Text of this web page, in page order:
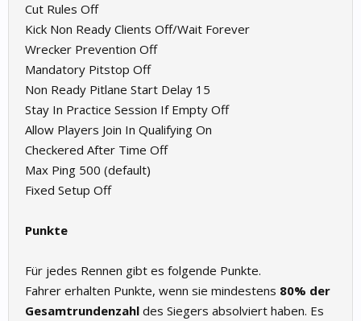
Cut Rules Off
Kick Non Ready Clients Off/Wait Forever
Wrecker Prevention Off
Mandatory Pitstop Off
Non Ready Pitlane Start Delay 15
Stay In Practice Session If Empty Off
Allow Players Join In Qualifying On
Checkered After Time Off
Max Ping 500 (default)
Fixed Setup Off
Punkte
Für jedes Rennen gibt es folgende Punkte.
Fahrer erhalten Punkte, wenn sie mindestens 80% der
Gesamtrundenzahl des Siegers absolviert haben. Es